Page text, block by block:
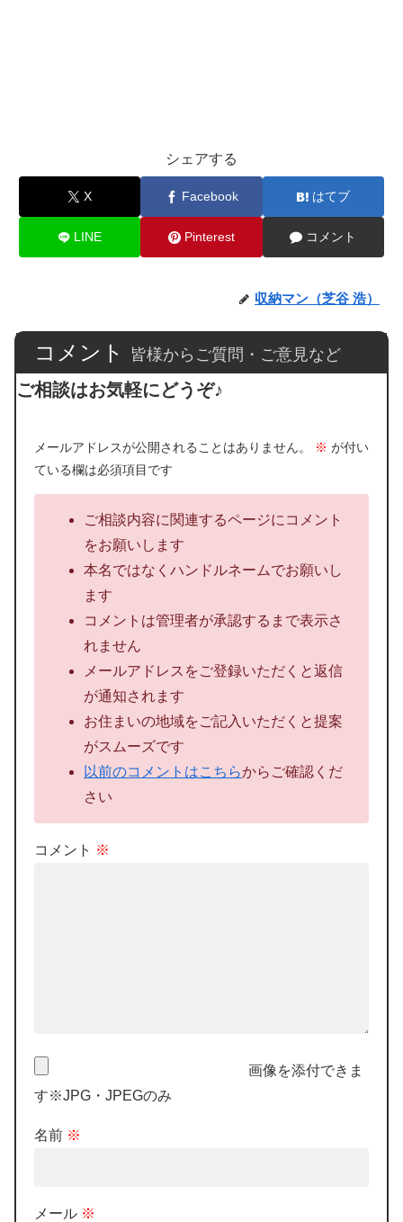
シェアする
X Facebook はてブ
LINE Pinterest コメント
収納マン（芝谷 浩）
コメント 皆様からご質問・ご意見など
ご相談はお気軽にどうぞ♪
メールアドレスが公開されることはありません。 ※ が付い
ている欄は必須項目です
ご相談内容に関連するページにコメント
をお願いします
本名ではなくハンドルネームでお願いし
ます
コメントは管理者が承認するまで表示さ
れません
メールアドレスをご登録いただくと返信
が通知されます
お住まいの地域をご記入いただくと提案
がスムーズです
以前のコメントはこちらからご確認くだ
さい
コメント ※
画像を添付できま
す※JPG・JPEGのみ
名前 ※
メール ※